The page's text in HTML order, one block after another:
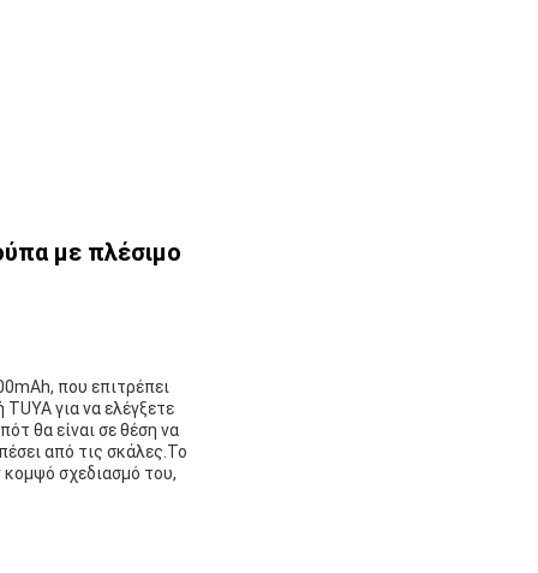
με πλέσιμο
που επιτρέπει
για να ελέγξετε
θα είναι σε θέση να
από τις σκάλες.Το
σχεδιασμό του,